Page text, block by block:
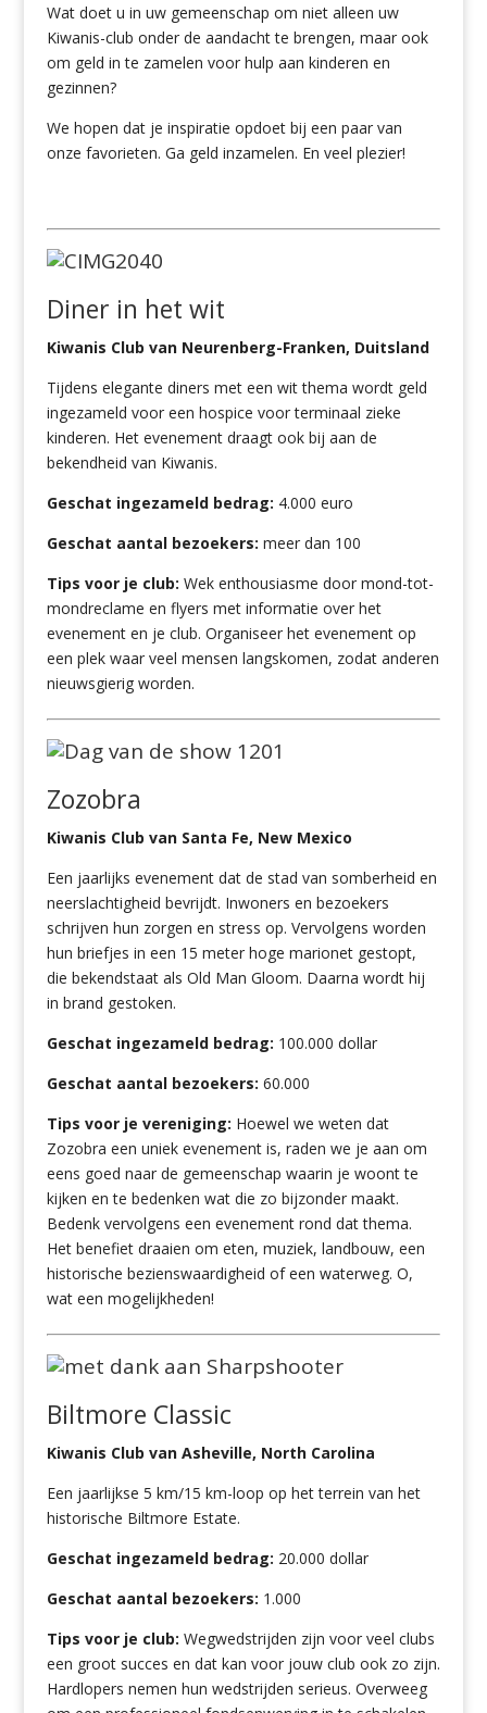
Wat doet u in uw gemeenschap om niet alleen uw
Kiwanis-club onder de aandacht te brengen, maar ook
om geld in te zamelen voor hulp aan kinderen en
gezinnen?
We hopen dat je inspiratie opdoet bij een paar van
onze favorieten. Ga geld inzamelen. En veel plezier!
Diner in het wit
Kiwanis Club van Neurenberg-Franken, Duitsland
Tijdens elegante diners met een wit thema wordt geld
ingezameld voor een hospice voor terminaal zieke
kinderen. Het evenement draagt ook bij aan de
bekendheid van Kiwanis.
Geschat ingezameld bedrag: 4.000 euro
Geschat aantal bezoekers: meer dan 100
Tips voor je club: Wek enthousiasme door mond-tot-
mondreclame en flyers met informatie over het
evenement en je club. Organiseer het evenement op
een plek waar veel mensen langskomen, zodat anderen
nieuwsgierig worden.
Zozobra
Kiwanis Club van Santa Fe, New Mexico
Een jaarlijks evenement dat de stad van somberheid en
neerslachtigheid bevrijdt. Inwoners en bezoekers
schrijven hun zorgen en stress op. Vervolgens worden
hun briefjes in een 15 meter hoge marionet gestopt,
die bekendstaat als Old Man Gloom. Daarna wordt hij
in brand gestoken.
Geschat ingezameld bedrag: 100.000 dollar
Geschat aantal bezoekers: 60.000
Tips voor je vereniging: Hoewel we weten dat
Zozobra een uniek evenement is, raden we je aan om
eens goed naar de gemeenschap waarin je woont te
kijken en te bedenken wat die zo bijzonder maakt.
Bedenk vervolgens een evenement rond dat thema.
Het benefiet draaien om eten, muziek, landbouw, een
historische bezienswaardigheid of een waterweg. O,
wat een mogelijkheden!
Biltmore Classic
Kiwanis Club van Asheville, North Carolina
Een jaarlijkse 5 km/15 km-loop op het terrein van het
historische Biltmore Estate.
Geschat ingezameld bedrag: 20.000 dollar
Geschat aantal bezoekers: 1.000
Tips voor je club: Wegwedstrijden zijn voor veel clubs
een groot succes en dat kan voor jouw club ook zo zijn.
Hardlopers nemen hun wedstrijden serieus. Overweeg